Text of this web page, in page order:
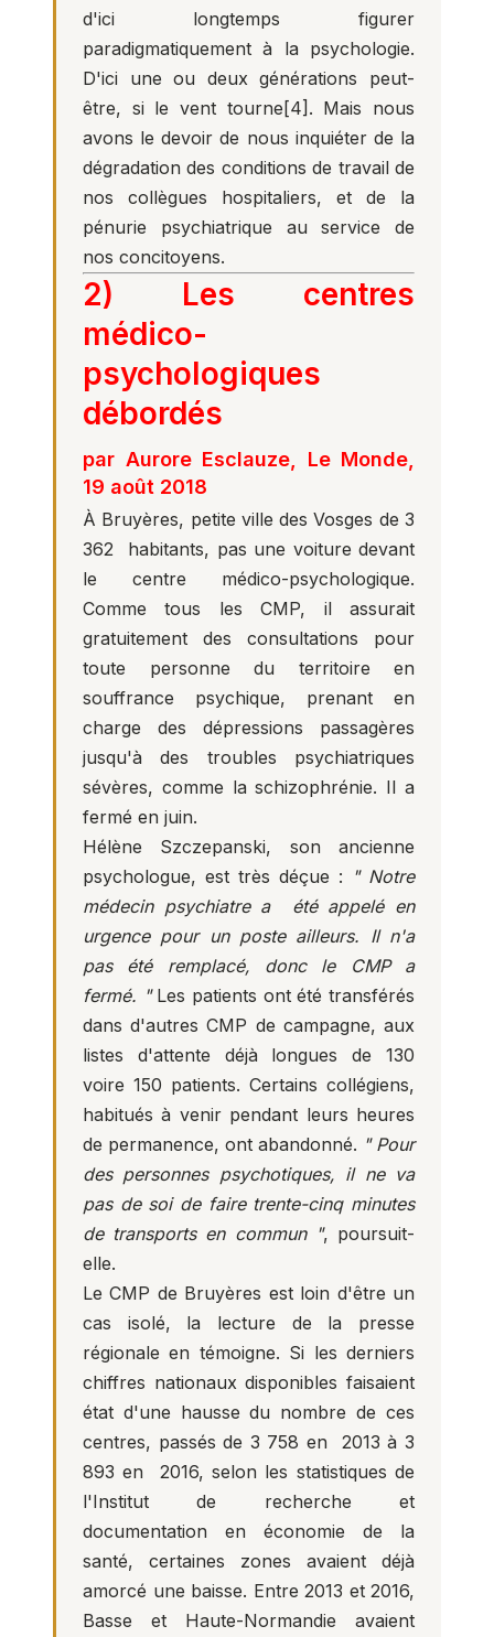
d'ici longtemps figurer
paradigmatiquement à la psychologie.
D'ici une ou deux générations peut-
être, si le vent tourne [4] . Mais nous
avons le devoir de nous inquiéter de la
dégradation des conditions de travail de
nos collègues hospitaliers, et de la
pénurie psychiatrique au service de
nos concitoyens.
2) Les centres
médico-
psychologiques
débordés
par Aurore Esclauze, Le Monde,
19 août 2018
À Bruyères, petite ville des Vosges de 3
362 habitants, pas une voiture devant
le centre médico-psychologique.
Comme tous les CMP, il assurait
gratuitement des consultations pour
toute personne du territoire en
souffrance psychique, prenant en
charge des dépressions passagères
jusqu'à des troubles psychiatriques
sévères, comme la schizophrénie. Il a
fermé en juin.
Hélène Szczepanski, son ancienne
psychologue, est très déçue : " Notre
médecin psychiatre a été appelé en
urgence pour un poste ailleurs. Il n'a
pas été remplacé, donc le CMP a
fermé. "Les patients ont été transférés
dans d'autres CMP de campagne, aux
listes d'attente déjà longues de 130
voire 150 patients. Certains collégiens,
habitués à venir pendant leurs heures
de permanence, ont abandonné. " Pour
des personnes psychotiques, il ne va
pas de soi de faire trente-cinq minutes
de transports en commun ", poursuit-
elle.
Le CMP de Bruyères est loin d'être un
cas isolé, la lecture de la presse
régionale en témoigne. Si les derniers
chiffres nationaux disponibles faisaient
état d'une hausse du nombre de ces
centres, passés de 3 758 en 2013 à 3
893 en 2016, selon les statistiques de
l'Institut de recherche et
documentation en économie de la
santé, certaines zones avaient déjà
amorcé une baisse. Entre 2013 et 2016,
Basse et Haute-Normandie avaient